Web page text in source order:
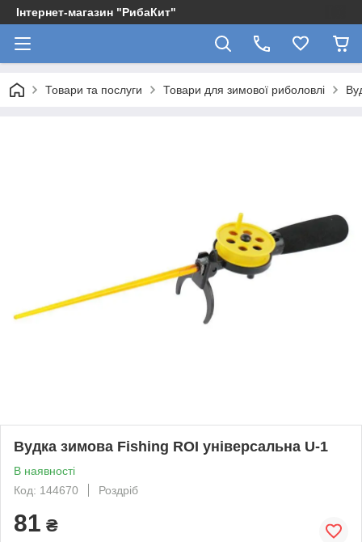
Інтернет-магазин "РибаКит"
Товари та послуги Товари для зимової риболовлі
Вудка зимова Fishing ROI універсальна U-1
В наявності
Код: 144670
Роздріб
81 ₴